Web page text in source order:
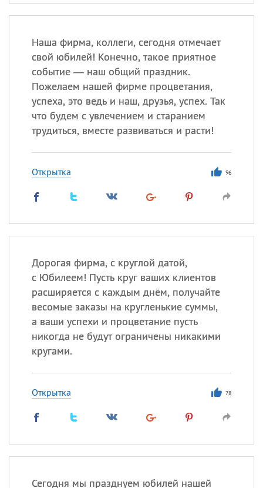
Наша фирма, коллеги, сегодня отмечает
свой юбилей! Конечно, такое приятное
событие — наш общий праздник.
Пожелаем нашей фирме процветания,
успеха, это ведь и наш, друзья, успех. Так
что будем с увлечением и старанием
трудиться, вместе развиваться и расти!
Открытка 96
Дорогая фирма, с круглой датой,
с Юбилеем! Пусть круг ваших клиентов
расширяется с каждым днём, получайте
весомые заказы на кругленькие суммы,
а ваши успехи и процветание пусть
никогда не будут ограничены никакими
кругами.
Открытка 78
Сегодня мы празднуем юбилей нашей